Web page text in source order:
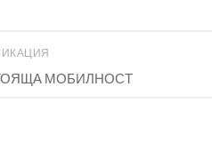
МОБИЛНОСТ